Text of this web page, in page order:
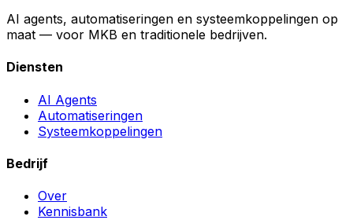
AI agents, automatiseringen en systeemkoppelingen op
maat — voor MKB en traditionele bedrijven.
Diensten
AI Agents
Automatiseringen
Systeemkoppelingen
Bedrijf
Over
Kennisbank